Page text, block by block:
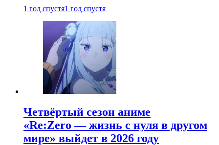
1 год спустя1 год спустя
Четвёртый сезон аниме
«Re:Zero — жизнь с нуля в другом
мире» выйдет в 2026 году